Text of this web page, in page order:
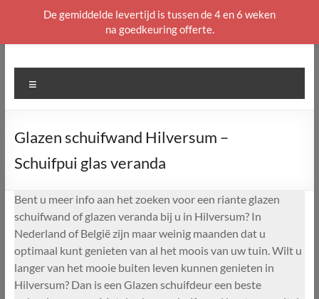
naar
Glazen schuifwand Hilversum –
Schuifpui glas veranda
Bent u meer info aan het zoeken voor een riante glazen
schuifwand of glazen veranda bij u in Hilversum? In
Nederland of België zijn maar weinig maanden dat u
optimaal kunt genieten van al het moois van uw tuin. Wilt u
langer van het mooie buiten leven kunnen genieten in
Hilversum? Dan is een Glazen schuifdeur een beste
De gemiddelde levertijd is tussen de 4 en 6 weken
na goedkeuring offerte.